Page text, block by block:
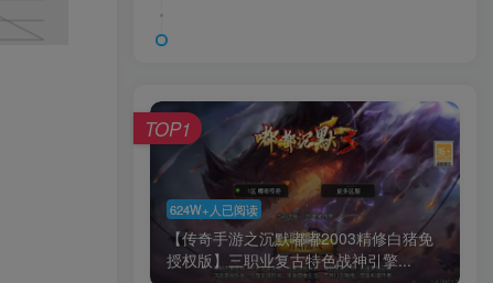
624W+人已阅读
【传奇手游之沉默嘟嘟2003精修白猪免
授权版】三职业复古特色战神引擎...
TOP1